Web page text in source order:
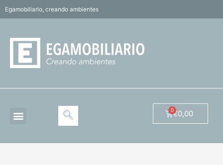
Egamobiliario, creando ambientes
€0,00